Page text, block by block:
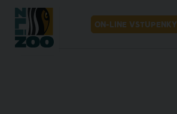
ON-LINE VSTUPENKY